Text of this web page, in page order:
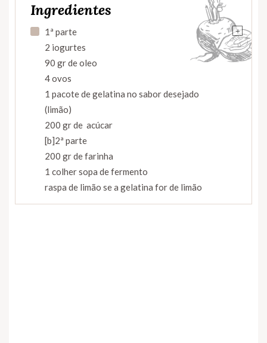
Ingredientes
+
1ª parte
2 iogurtes
90 gr de oleo
4 ovos
1 pacote de gelatina no sabor desejado
(limão)
200 gr de acúcar
[b]2ª parte
200 gr de farinha
1 colher sopa de fermento
raspa de limão se a gelatina for de limão